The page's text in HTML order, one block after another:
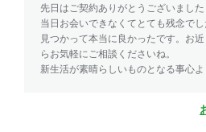
先日はご契約ありがとうございました
当日お会いできなくてとても残念で
見つかって本当に良かったです。お
らお気軽にご相談くださいね。
新生活が素晴らしいものとなる事心よ